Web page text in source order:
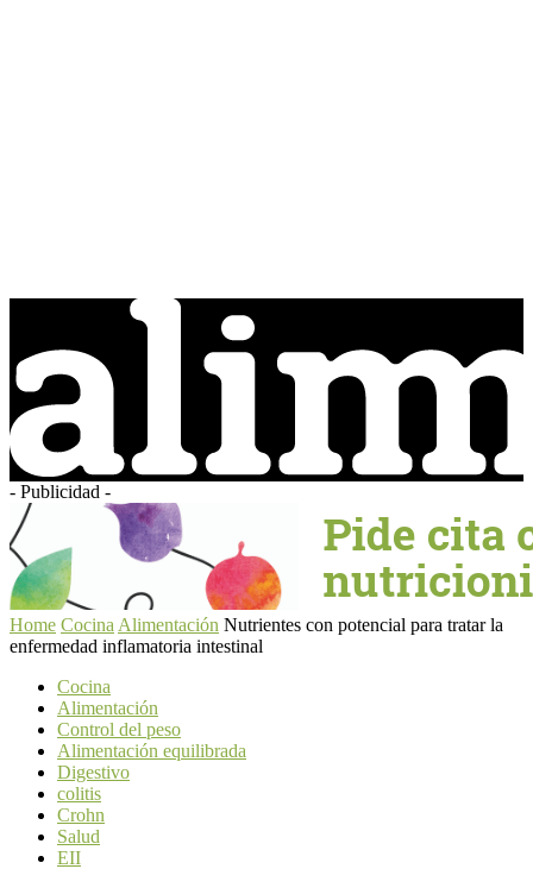
- Publicidad -
Home Cocina Alimentación Nutrientes con potencial para tratar la
enfermedad inflamatoria intestinal
Cocina
Alimentación
Control del peso
Alimentación equilibrada
Digestivo
colitis
Crohn
Salud
EII